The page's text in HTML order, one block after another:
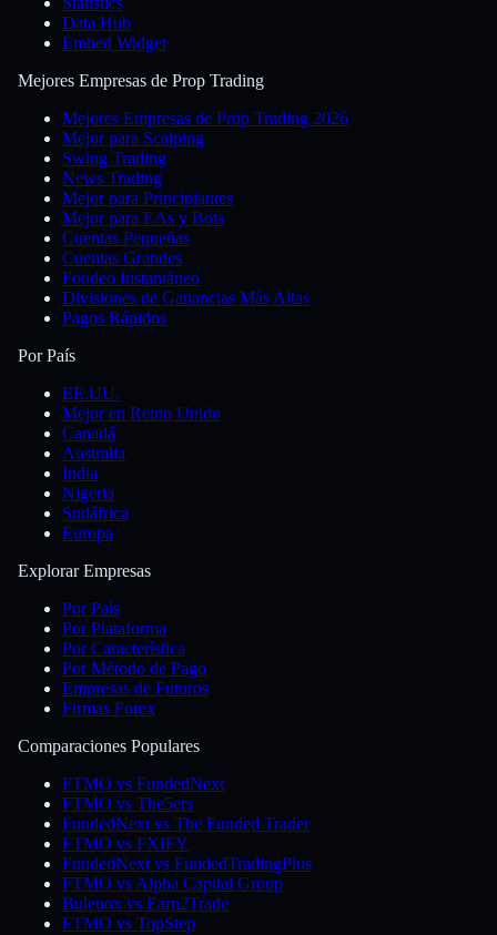
Data Hub
Embed Widget
Mejores Empresas de Prop Trading
Mejores Empresas de Prop Trading 2026
Mejor para Scalping
Swing Trading
News Trading
Mejor para Principiantes
Mejor para EAs y Bots
Cuentas Pequeñas
Cuentas Grandes
Fondeo Instantáneo
Divisiones de Ganancias Más Altas
Pagos Rápidos
Por País
EE.UU.
Mejor en Reino Unido
Canadá
Australia
India
Nigeria
Sudáfrica
Europa
Explorar Empresas
Por País
Por Plataforma
Por Característica
Por Método de Pago
Empresas de Futuros
Firmas Forex
Comparaciones Populares
FTMO vs FundedNext
FTMO vs The5ers
FundedNext vs The Funded Trader
FTMO vs FXIFY
FundedNext vs FundedTradingPlus
FTMO vs Alpha Capital Group
Bulenox vs Earn2Trade
FTMO vs TopStep